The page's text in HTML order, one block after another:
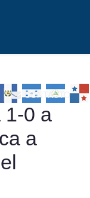
CONTACTO
1-0 a
a